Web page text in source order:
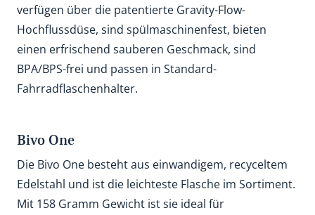
verfügen über die patentierte Gravity-Flow-
Hochflussdüse, sind spülmaschinenfest, bieten
einen erfrischend sauberen Geschmack, sind
BPA/BPS-frei und passen in Standard-
Fahrradflaschenhalter.
Bivo One
Die Bivo One besteht aus einwandigem, recyceltem
Edelstahl und ist die leichteste Flasche im Sortiment.
Mit 158 Gramm Gewicht ist sie ideal für